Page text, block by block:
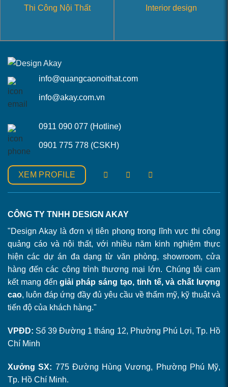
Thi Công Nội Thất Interior design
info@quangcaonoithat.com
info@akay.com.vn
0911 090 077 (Hotline)
0901 775 778 (CSKH)
XEM PROFILE
CÔNG TY TNHH DESIGN AKAY
"Design Akay là đơn vị tiên phong trong lĩnh vực thi công
quảng cáo và nội thất, với nhiều năm kinh nghiệm thực
hiện các dự án đa dạng từ văn phòng, showroom, cửa
hàng đến các công trình thương mại lớn. Chúng tôi cam
kết mang đếngiải pháp sáng tạo, tinh tế, và chất lượng
cao, luôn đáp ứng đầy đủ yêu cầu về thẩm mỹ, kỹ thuật và
tiến độ của khách hàng."
VPĐD: Số 39 Đường 1 tháng 12, Phường Phú Lợi, Tp. Hồ
Chí Minh
Xưởng SX: 775 Đường Hùng Vương, Phường Phú Mỹ,
Tp. Hồ Chí Minh.